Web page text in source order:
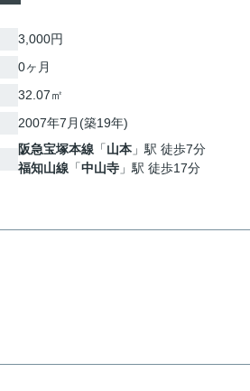
3,000円
0ヶ月
32.07㎡
2007年7月(築19年)
阪急宝塚本線 「山本 」駅 徒歩7分
福知山線 「中山寺 」駅 徒歩17分